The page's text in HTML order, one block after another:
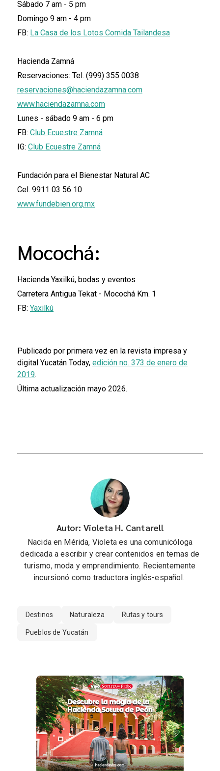
Sábado 7 am - 5 pm
Domingo 9 am - 4 pm
FB: La Casa de los Lotos Comida Tailandesa
Hacienda Zamná
Reservaciones: Tel. (999) 355 0038
reservaciones@haciendazamna.com
www.haciendazamna.com
Lunes - sábado 9 am - 6 pm
FB: Club Ecuestre Zamná
IG: Club Ecuestre Zamná
Fundación para el Bienestar Natural AC
Cel. 9911 03 56 10
www.fundebien.org.mx
Mocochá:
Hacienda Yaxilkú, bodas y eventos
Carretera Antigua Tekat - Mocochá Km. 1
FB: Yaxilkú
Publicado por primera vez en la revista impresa y
digital Yucatán Today, edición no. 373 de enero de
2019.
Última actualización mayo 2026.
Autor: Violeta H. Cantarell
Nacida en Mérida, Violeta es una comunicóloga
dedicada a escribir y crear contenidos en temas de
turismo, moda y emprendimiento. Recientemente
incursionó como traductora inglés-español.
Destinos Naturaleza Rutas y tours
Pueblos de Yucatán